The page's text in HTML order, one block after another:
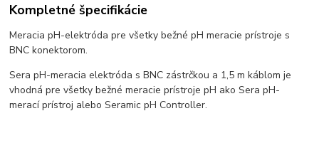
Kompletné špecifikácie
Meracia pH-elektróda pre všetky bežné pH meracie prístroje s
BNC konektorom.
Sera pH-meracia elektróda s BNC zástrčkou a 1,5 m káblom je
vhodná pre všetky bežné meracie prístroje pH ako Sera pH-
merací prístroj alebo Seramic pH Controller.